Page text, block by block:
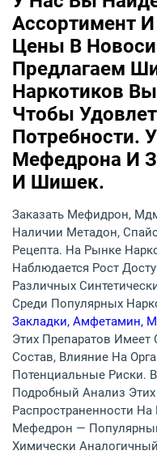
Ассортимент
Цены В
Предлагаем
Наркотиков
Чтобы
Потребности.
Мефедрона И
И Шишек.
Заказать Мефидрон,
Наличии Метадон,
Рецепта. На Рынке
Наблюдается Рост
Различных
Среди Популярных
Закладки, Амфетамин,
Этих Препаратов
Состав, Влияние На
Потенциальные Риски.
Подробный Анализ
Распространенности
Мефедрон —
Химически